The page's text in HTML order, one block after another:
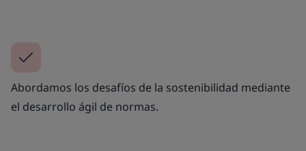
Abordamos los desafíos de la sostenibilidad mediante
el desarrollo ágil de normas.